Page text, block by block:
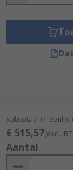
Subtotaal (1
€ 515,57(excl.
Aantal